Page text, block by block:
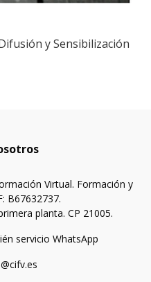
y Sensibilización
Virtual. Formación y
B67632737.
planta. CP 21005.
servicio WhatsApp